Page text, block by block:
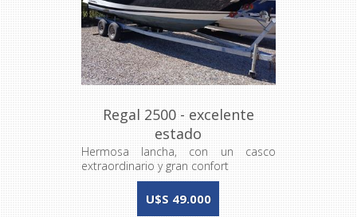
Regal 2500 - excelente
estado
Hermosa lancha, con un casco
extraordinario y gran confort
U$S 49.000